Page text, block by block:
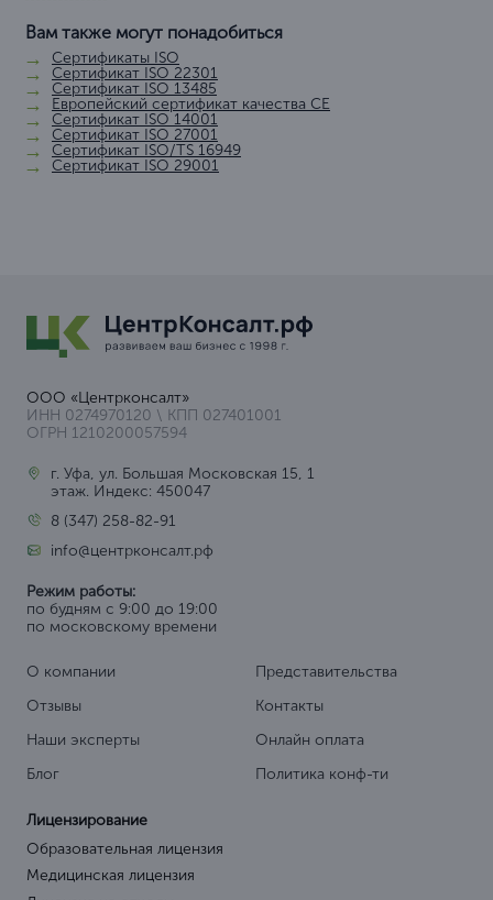
Вам также могут понадобиться
Сертификаты ISO
Сертификат ISO 22301
Сертификат ISO 13485
Европейский сертификат качества СЕ
Сертификат ISO 14001
Сертификат ISO 27001
Сертификат ISO/TS 16949
Сертификат ISO 29001
ООО «Центрконсалт»
ИНН 0274970120 \ КПП 027401001
ОГРН 1210200057594
г. Уфа, ул. Большая Московская 15, 1
этаж. Индекс: 450047
8 (347) 258-82-91
info@центрконсалт.рф
Режим работы:
по будням с 9:00 до 19:00
по московскому времени
О компании
Отзывы
Наши эксперты
Блог
Представительства
Контакты
Онлайн оплата
Политика конф-ти
Лицензирование
Образовательная лицензия
Медицинская лицензия